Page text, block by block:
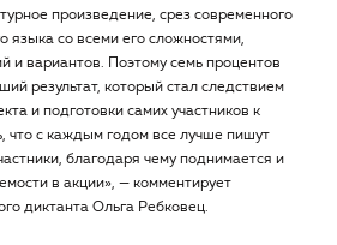
произведение, срез современного
языка со всеми его сложностями,
и вариантов. Поэтому семь процентов
результат, который стал следствием
и подготовки самих участников к
что с каждым годом все лучше пишут
благодаря чему поднимается и
в акции», — комментирует
диктанта Ольга Ребковец.